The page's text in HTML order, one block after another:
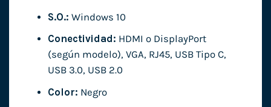
S.O.: Windows 10
Conectividad: HDMI o DisplayPort
(según modelo), VGA, RJ45, USB Tipo C,
USB 3.0, USB 2.0
Color: Negro